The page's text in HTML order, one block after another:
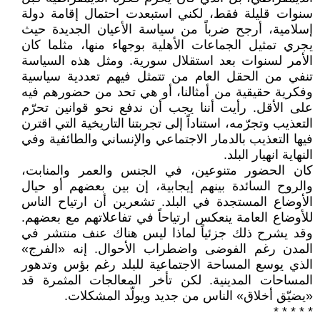
سنوات قليلة فقط، لكني استبعدت احتمال إقامة دولة
إسلامية، أرجح ضرباً من سياسة الأعيان الجديدة حيث
يجري تمثيل الجماعات الأهلية بوجهاء منها، مثلما كان
الأمر لسنوات بعد استقلال سورية. ومثل هذه السياسة
تنفي من الحقل العام من تتمثل فيهم تعددية سياسية
وفكرية حقيقية من أمثالنا، أو هي تحد من حضورهم فيه
على الأقل. رأيت أننا يجب أن ندفع نحو قوانين تحرّم
التعذيب وتجرّمه، استناداً إلى تجربتنا التاريخية التي اقترن
فيها التعذيب بالدمار الاجتماعي والإنساني والطائفية وفي
النهاية انهيار البلد.
كان الحضور متنوعين، في الجنس والعمر والمنابت،
والروح السائدة بينهم إيجابية، إن بين بعضهم أو حيال
الأوضاع المستجدة في البلد. تشعرين أن ارتياح الناس
للأوضاع العامة ينعكس ارتياحاً في تفاعلاتهم مع بعضهم.
وقد يشرح ذلك جزئياً لماذا ليس هناك عنف منتشر في
المدن رغم الفوضى واضطراب الأحوال. إنه «الفرج»
الذي يوسع المساحة الاجتماعية للبلد رغم بؤس وتدهور
المساحات المدينية. لكن تأخر المعالجات المثمرة قد
«يضيّق أخلاق» الناس من جديد ويولّد المشكلات.
* * * * *